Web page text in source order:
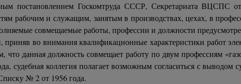
постановлением Госкомтруда СССР, Секретариата
рабочим и служащим, занятым в производствах, цехах, в
совмещаемые работы, профессии и должности
приняв во внимания квалификационные характеристики работ
данная должность совмещает работу по двум профессиям
судебная коллегия полагает возможным согласиться с выводом
№ 2 от 1956 года.